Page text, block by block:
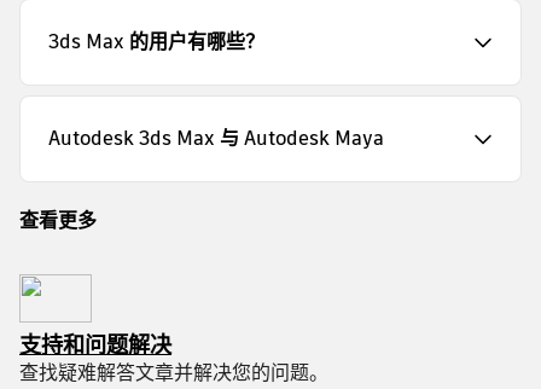
3ds Max 的用户有哪些？
Autodesk 3ds Max 与 Autodesk Maya
查看更多
支持和问题解决
查找疑难解答文章并解决您的问题。